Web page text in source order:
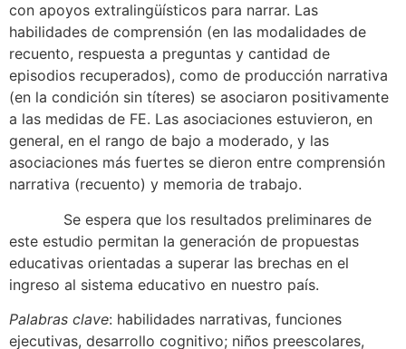
con apoyos extralingüísticos para narrar. Las
habilidades de comprensión (en las modalidades de
recuento, respuesta a preguntas y cantidad de
episodios recuperados), como de producción narrativa
(en la condición sin títeres) se asociaron positivamente
a las medidas de FE. Las asociaciones estuvieron, en
general, en el rango de bajo a moderado, y las
asociaciones más fuertes se dieron entre comprensión
narrativa (recuento) y memoria de trabajo.
Se espera que los resultados preliminares de
este estudio permitan la generación de propuestas
educativas orientadas a superar las brechas en el
ingreso al sistema educativo en nuestro país.
Palabras clave: habilidades narrativas, funciones
ejecutivas, desarrollo cognitivo; niños preescolares,